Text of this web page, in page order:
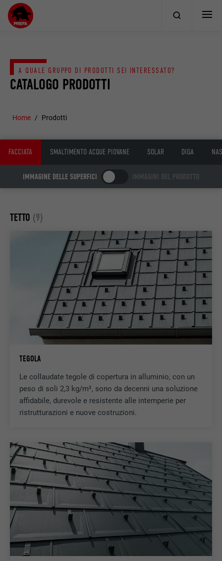
CATALOGO PRODOTTI
A QUALE GRUPPO DI PRODOTTI SEI INTERESSATO?
Home Prodotti
FACCIATA SMALTIMENTO ACQUE PIOVANE SOLAR DIGA
IMMAGINE DELLE SUPERFICI
TETTO (9)
TEGOLA
Le collaudate tegole di copertura in alluminio, con un
peso di soli 2,3 kg/m², sono da decenni una soluzione
affidabile, durevole e resistente alle intemperie per
ristrutturazioni e nuove costruzioni.